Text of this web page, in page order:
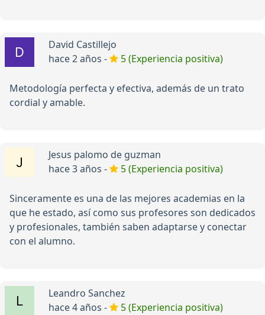
David Castillejo
hace 2 años -
5 (Experiencia positiva)
Metodología perfecta y efectiva, además de un trato
cordial y amable.
Jesus palomo de guzman
hace 3 años -
5 (Experiencia positiva)
Sinceramente es una de las mejores academias en la
que he estado, así como sus profesores son dedicados
y profesionales, también saben adaptarse y conectar
con el alumno.
Leandro Sanchez
hace 4 años -
5 (Experiencia positiva)